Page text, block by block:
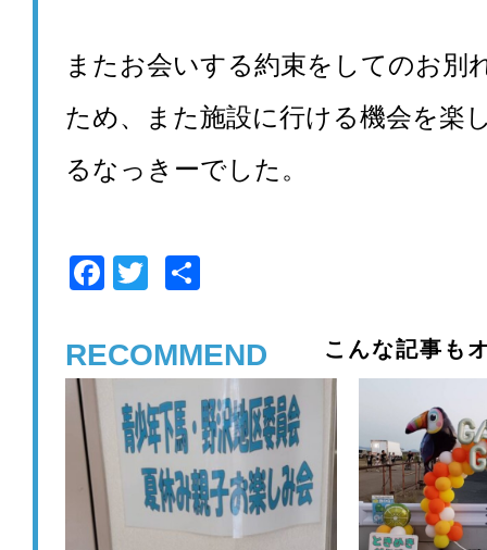
またお会いする約束をしてのお別
ため、また施設に行ける機会を楽
るなっきーでした。
F
c
e
b
o
k
tt
er
RECOMMEND こんな記事も